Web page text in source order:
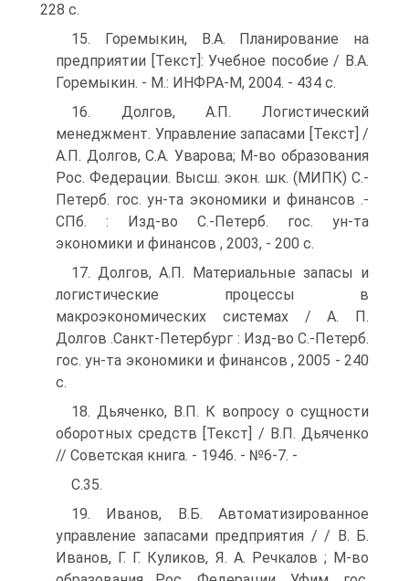
228 с.
15. Горемыкин, В.А. Планирование на
предприятии [Текст]: Учебное пособие / В.А.
Горемыкин. - М.: ИНФРА-М, 2004. - 434 с.
16. Долгов, А.П. Логистический
менеджмент. Управление запасами [Текст] /
А.П. Долгов, С.А. Уварова; М-во образования
Рос. Федерации. Высш. экон. шк. (МИПК) С.-
Петерб. гос. ун-та экономики и финансов .-
СПб. : Изд-во С.-Петерб. гос. ун-та
экономики и финансов , 2003, - 200 с.
17. Долгов, А.П. Материальные запасы и
логистические процессы в
макроэкономических системах / А. П.
Долгов .­Санкт-Петербург : Изд-во С.-Петерб.
гос. ун-та экономики и финансов , 2005 - 240
с.
18. Дьяченко, В.П. К вопросу о сущности
оборотных средств [Текст] / В.П. Дьяченко
// Советская книга. - 1946. - №6-7. -
С.35.
19. Иванов, В.Б. Автоматизированное
управление запасами предприятия / / В. Б.
Иванов, Г. Г. Куликов, Я. А. Речкалов ; М-во